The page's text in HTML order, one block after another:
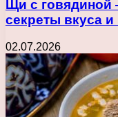
Щи с говядиной
секреты вкуса
02.07.2026